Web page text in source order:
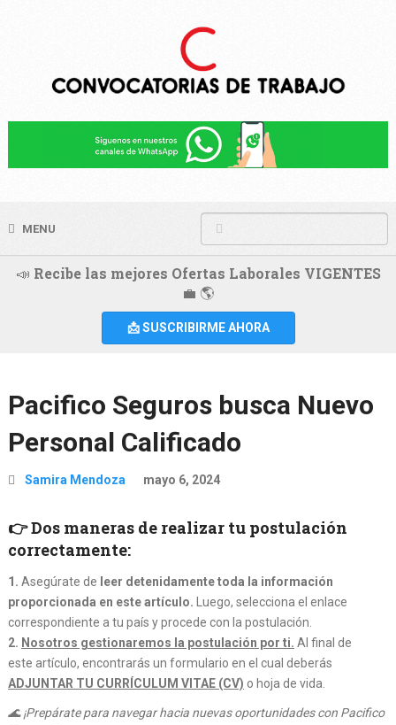
MENU
📣 Recibe las mejores Ofertas Laborales VIGENTES
💼 🌎
📩 SUSCRIBIRME AHORA
Pacifico Seguros busca Nuevo
Personal Calificado
Samira Mendoza mayo 6, 2024
👉 Dos maneras de realizar tu postulación
correctamente:
1. Asegúrate de leer detenidamente toda la información
proporcionada en este artículo. Luego, selecciona el enlace
correspondiente a tu país y procede con la postulación.
2. Nosotros gestionaremos la postulación por ti. Al final de
este artículo, encontrarás un formulario en el cual deberás
ADJUNTAR TU CURRÍCULUM VITAE (CV) o hoja de vida.
🌊 ¡Prepárate para navegar hacia nuevas oportunidades con Pacifico